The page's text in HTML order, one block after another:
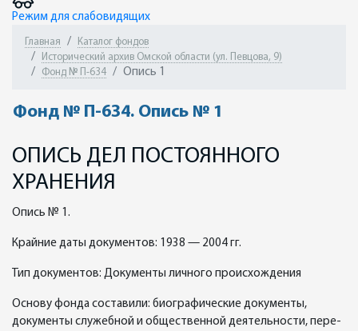
Режим для слабовидящих
Главная
Каталог фондов
Исторический архив Омской области (ул. Певцова, 9)
Фонд № П-634
Опись 1
Фонд № П-634. Опись № 1
ОПИСЬ ДЕЛ ПОСТОЯННОГО
ХРАНЕНИЯ
Опись № 1.
Крайние даты документов: 1938 — 2004 гг.
Тип документов: Документы личного происхождения
Основу фонда составили: биографические документы,
документы служебной и общественной деятельности, пере-